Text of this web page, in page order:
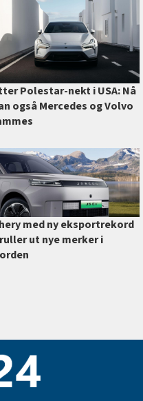
Polestar-nekt i USA: Nå
også Mercedes og Volvo
med ny eksportrekord
ut nye merker i